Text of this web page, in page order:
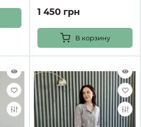
1 450 грн
В корзину